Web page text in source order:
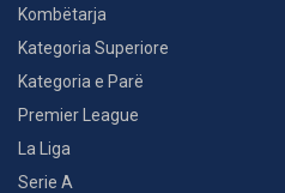
Kombëtarja
Kategoria Superiore
Kategoria e Parë
Premier League
La Liga
Serie A